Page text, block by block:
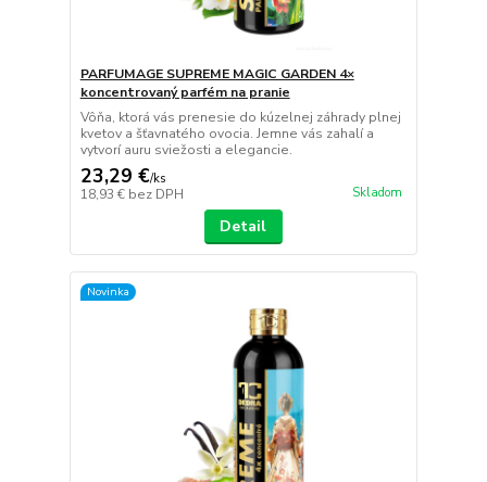
PARFUMAGE SUPREME MAGIC GARDEN 4×
koncentrovaný parfém na pranie
Vôňa, ktorá vás prenesie do kúzelnej záhrady plnej
kvetov a šťavnatého ovocia. Jemne vás zahalí a
vytvorí auru sviežosti a elegancie.
23,29 €/ks
18,93 € bez DPH Skladom
Detail
Novinka